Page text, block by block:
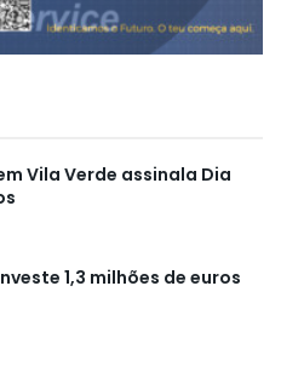
Vila Verde assinala Dia
1,3 milhões de euros